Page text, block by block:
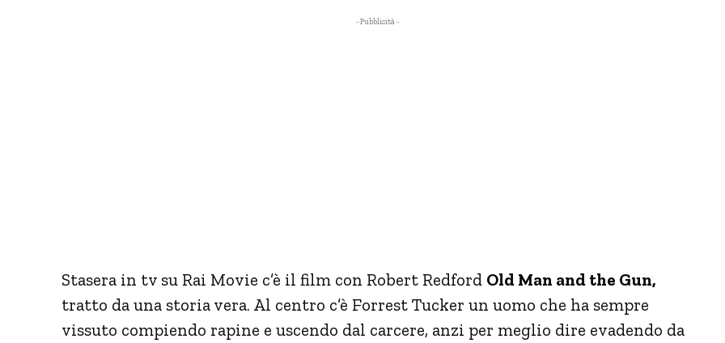
- Pubblicità -
Stasera in tv su Rai Movie c’è il film con Robert Redford Old Man and the Gun,
tratto da una storia vera. Al centro c’è Forrest Tucker un uomo che ha sempre
vissuto compiendo rapine e uscendo dal carcere, anzi per meglio dire evadendo da